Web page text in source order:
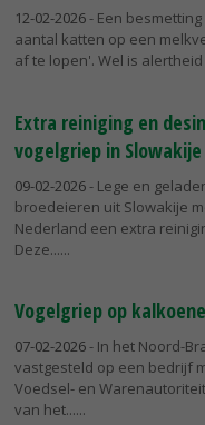
12-02-2026- Een
aantal katten op een
af te lopen'. Wel is
Extra reiniging en
vogelgriep in Slowakije
09-02-2026- Lege en
broedeieren uit Slowakije
Nederland een extra
Deze...
Vogelgriep op
07-02-2026- In het Noord-
vastgesteld op een bedrijf
Voedsel- en
van het...